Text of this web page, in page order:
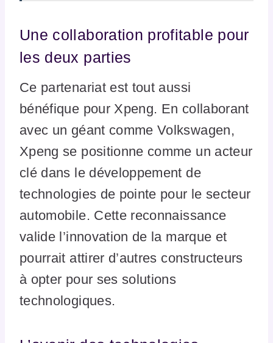
Une collaboration profitable pour
les deux parties
Ce partenariat est tout aussi
bénéfique pour Xpeng. En collaborant
avec un géant comme Volkswagen,
Xpeng se positionne comme un acteur
clé dans le développement de
technologies de pointe pour le secteur
automobile. Cette reconnaissance
valide l’innovation de la marque et
pourrait attirer d’autres constructeurs
à opter pour ses solutions
technologiques.